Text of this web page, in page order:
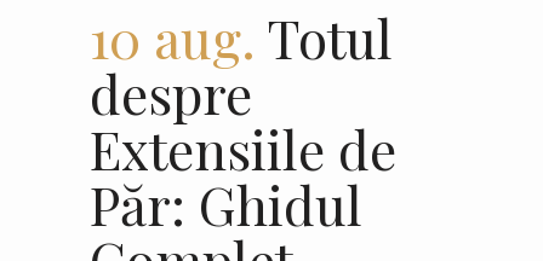
10 aug. Totul
despre
Extensiile de
Păr: Ghidul